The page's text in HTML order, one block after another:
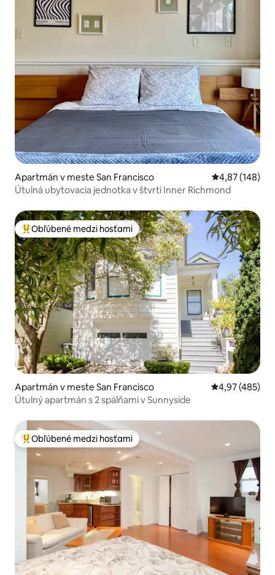
Apartmán v meste San Francisco Priemerné
4,87 (148)
Útulná ubytovacia jednotka v štvrti Inner Richmond
Najobľúbenejšie medzi hosťami
Obľúbené medzi hosťami
Apartmán v meste San Francisco Priemerné
4,97 (485)
Útulný apartmán s 2 spálňami v Sunnyside
Najobľúbenejšie medzi hosťami
Obľúbené medzi hosťami